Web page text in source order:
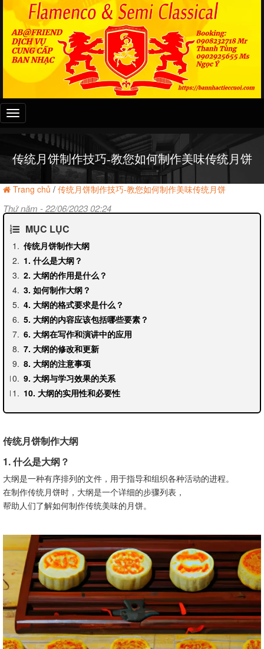
Đây
là
menu
传统月饼制作技巧-教您如何制作美味传统月饼
Trang chủ / 传统月饼制作技巧-教您如何制作美味传统月饼
Thứ năm - 22/06/2023 02:24
MỤC LỤC
传统月饼制作大纲
1. 什么是大纲？
2. 大纲的作用是什么？
3. 如何制作大纲？
4. 大纲的格式要求是什么？
5. 大纲的内容应该包括哪些要素？
6. 大纲在写作和演讲中的应用
7. 大纲的修改和更新
8. 大纲的注意事项
9. 大纲与学习效果的关系
10. 大纲的实用性和必要性
传统月饼制作大纲
1. 什么是大纲？
大纲是一种有序排列的文件，用于指导和组织各种活动的进程。
在制作传统月饼时，大纲是一个详细的步骤列表，
帮助人们了解如何制作传统美味的月饼。